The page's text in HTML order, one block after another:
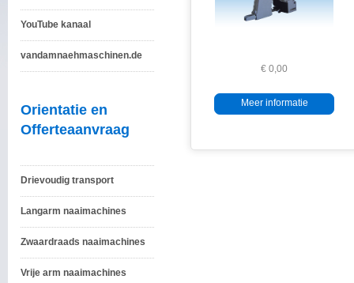
YouTube kanaal
vandamnaehmaschinen.de
Orientatie en
Offerteaanvraag
Drievoudig transport
Langarm naaimachines
Zwaardraads naaimachines
Vrije arm naaimachines
€ 0,00
Meer informatie